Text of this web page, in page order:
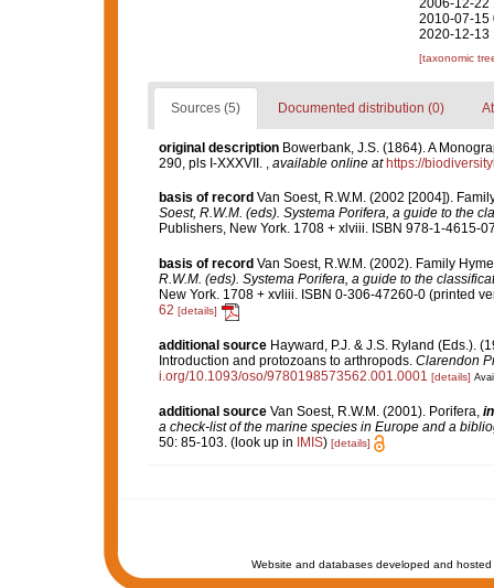
2006-12-22
2010-07-15
2020-12-13
[taxonomic
Sources (5) Documented distribution (0)
original description Bowerbank, J.S. (1864). A
290, pls I-XXXVII. , available online at https://
basis of record Van Soest, R.W.M. (2002 [2004]).
Soest, R.W.M. (eds). Systema Porifera, a guide to the
Publishers, New York. 1708 + xlviii. ISBN 978-1-4615-
basis of record Van Soest, R.W.M. (2002). Family
R.W.M. (eds). Systema Porifera, a guide to the
New York. 1708 + xvliii. ISBN 0-306-47260-0 (printed
62 [details]
additional source Hayward, P.J. & J.S. Ryland (Eds.).
Introduction and protozoans to arthropods. Clarendon
i.org/10.1093/oso/9780198573562.001.0001 [details]
additional source Van Soest, R.W.M. (2001). Porifera, in
a check-list of the marine species in Europe and a
50: 85-103. (look up in IMIS) [details]
Website and databases developed and